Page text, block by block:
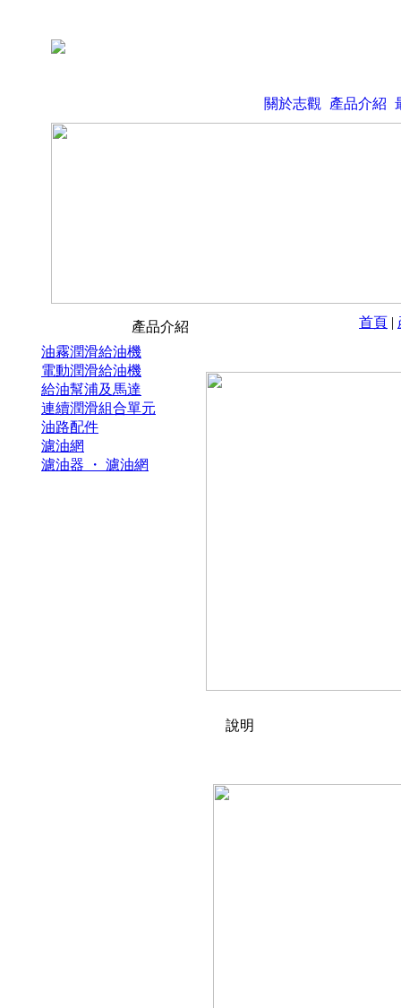
關於志觀 產品介紹
產品介紹 首頁 |
油霧潤滑給油機
電動潤滑給油機
給油幫浦及馬達
連續潤滑組合單元
油路配件
濾油網
濾油器 ・ 濾油網
說明